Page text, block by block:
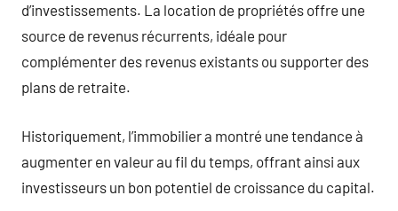
d’investissements. La location de propriétés offre une
source de revenus récurrents, idéale pour
complémenter des revenus existants ou supporter des
plans de retraite.
Historiquement, l’immobilier a montré une tendance à
augmenter en valeur au fil du temps, offrant ainsi aux
investisseurs un bon potentiel de croissance du capital.